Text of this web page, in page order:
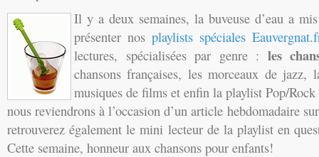
Il y a deux semaines, la buveuse d’eau a
présenter nos playlists spéciales
lectures, spécialisées par genre : les
chansons françaises, les morceaux de jazz,
musiques de films et enfin la playlist Pop/
nous reviendrons à l’occasion d’un article hebdomadaire
retrouverez également le mini lecteur de la playlist en
Cette semaine, honneur aux chansons pour enfants!